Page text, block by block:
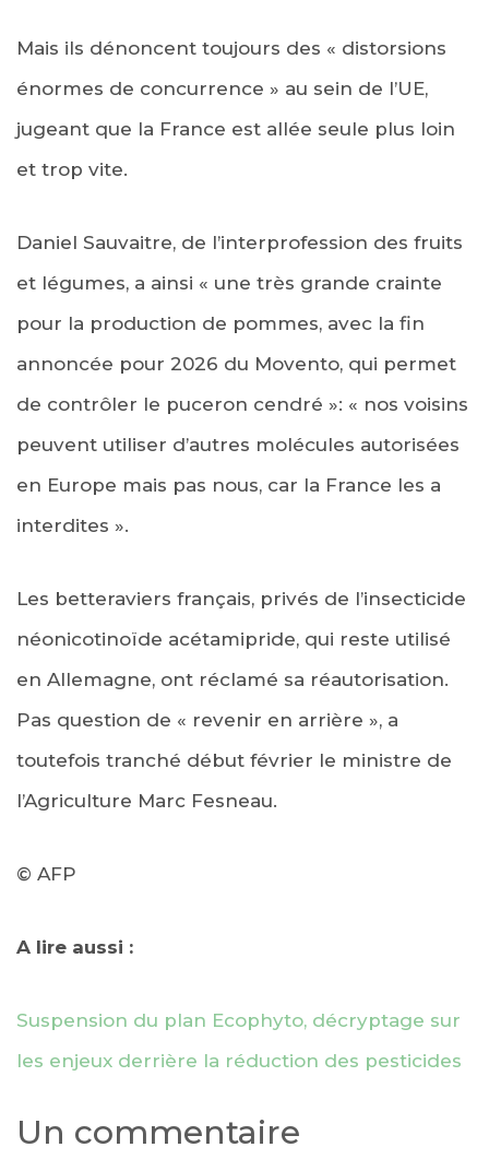
Mais ils dénoncent toujours des « distorsions
énormes de concurrence » au sein de l’UE,
jugeant que la France est allée seule plus loin
et trop vite.
Daniel Sauvaitre, de l’interprofession des fruits
et légumes, a ainsi « une très grande crainte
pour la production de pommes, avec la fin
annoncée pour 2026 du Movento, qui permet
de contrôler le puceron cendré »: « nos voisins
peuvent utiliser d’autres molécules autorisées
en Europe mais pas nous, car la France les a
interdites ».
Les betteraviers français, privés de l’insecticide
néonicotinoïde acétamipride, qui reste utilisé
en Allemagne, ont réclamé sa réautorisation.
Pas question de « revenir en arrière », a
toutefois tranché début février le ministre de
l’Agriculture Marc Fesneau.
© AFP
A lire aussi :
Suspension du plan Ecophyto, décryptage sur
les enjeux derrière la réduction des pesticides
Un commentaire